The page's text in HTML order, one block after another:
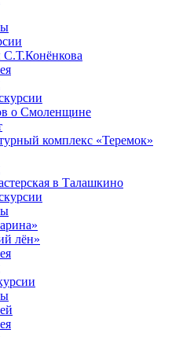
С.Т.Конёнкова
о Смоленщине
комплекс «Теремок»
в Талашкино
лён»